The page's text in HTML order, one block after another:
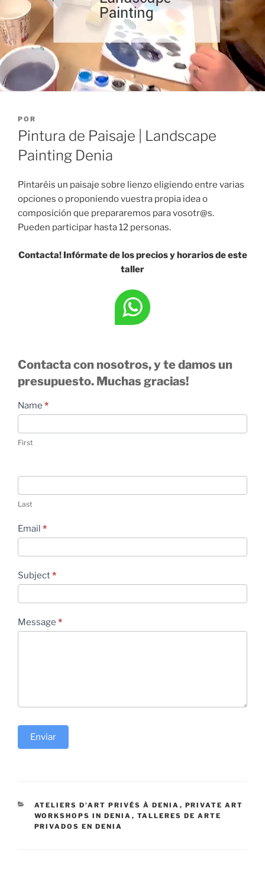
PUBLICADO
EL
POR
Pintura de Paisaje | Landscape
Painting Denia
Pintaréis un paisaje sobre lienzo eligiendo entre varias
opciones o proponiendo vuestra propia idea o
composición que prepararemos para vosotr@s.
Pueden participar hasta 12 personas.
Contacta! Infórmate de los precios y horarios de este
taller
Contacta con nosotros, y te damos un
presupuesto. Muchas gracias!
Contacto
Delafont
Name *
First
Last
Email *
Subject*
Message *
Enviar
CATEGORÍAS
ATELIERS D'ART PRIVÉS À DENIA , PRIVATE ART
WORKSHOPS IN DENIA , TALLERES DE ARTE
PRIVADOS EN DENIA